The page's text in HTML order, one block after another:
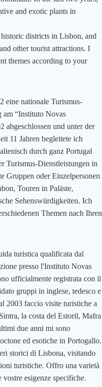
and exotic plants in
districts in Lisbon, and
other tourist attractions. I
themes according to your
eine nationale Turismus-
am “Instituto Novas
abgeschlossen und unter der
11 Jahren begleitete ich
durch ganz Portugal
Turismus-Dienstleistungen in
Gruppen oder Einzelpersonen
Touren in Paläste,
Sehenswürdigkeiten. Ich
Themen nach Ihren
turistica qualificata dal
presso l'Instituto Novas
ufficialmente registrata con il
gruppi in inglese, tedesco e
2003 faccio visite turistiche a
la costa del Estoril, Mafra
due anni mi sono
ed esotiche in Portogallo.
storici di Lisbona, visitando
turistiche. Offro una varietà
esigenze specifiche.